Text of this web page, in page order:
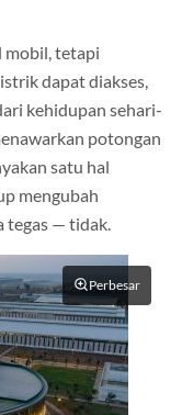
mobil, tetapi
dapat diakses,
kehidupan sehari-
potongan
satu hal
mengubah
tegas — tidak.
Perbesar